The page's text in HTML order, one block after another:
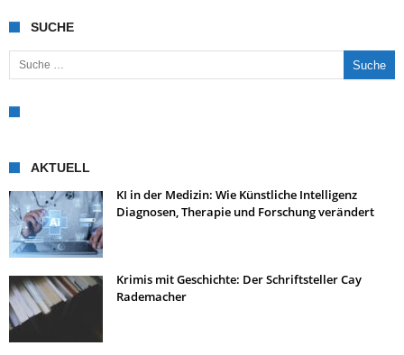
SUCHE
Suche nach:
AKTUELL
KI in der Medizin: Wie Künstliche Intelligenz
Diagnosen, Therapie und Forschung verändert
Krimis mit Geschichte: Der Schriftsteller Cay
Rademacher